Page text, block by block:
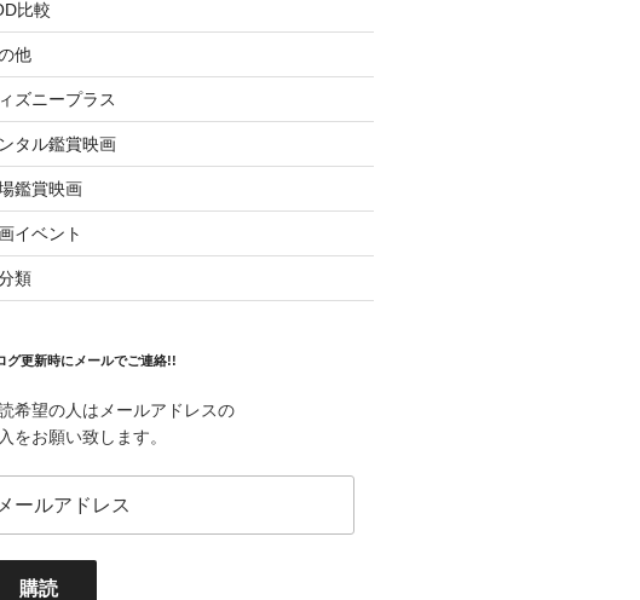
比較
他
ズニープラス
タル鑑賞映画
鑑賞映画
イベント
類
グ更新時にメールでご連絡!!
希望の人はメールアドレスの
をお願い致します。
購読